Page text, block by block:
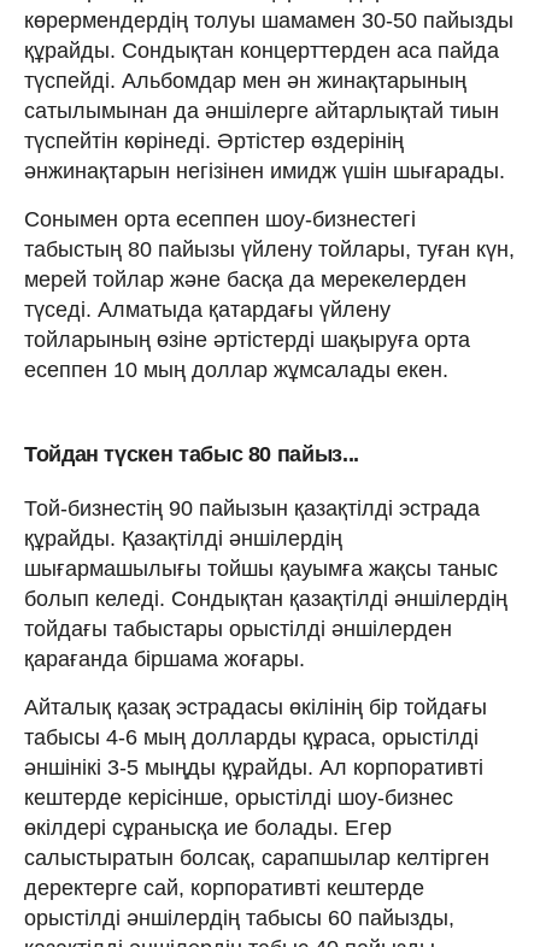
көрермендердің толуы шамамен 30-50 пайызды
құрайды. Сондықтан концерттерден аса пайда
түспейді. Альбомдар мен ән жинақтарының
сатылымынан да әншілерге айтарлықтай тиын
түспейтін көрінеді. Әртістер өздерінің
әнжинақтарын негізінен имидж үшін шығарады.
Сонымен орта есеппен шоу-бизнестегі
табыстың 80 пайызы үйлену тойлары, туған күн,
мерей тойлар және басқа да мерекелерден
түседі. Алматыда қатардағы үйлену
тойларының өзіне әртістерді шақыруға орта
есеппен 10 мың доллар жұмсалады екен.
Тойдан түскен табыс 80 пайыз...
Той-бизнестің 90 пайызын қазақтілді эстрада
құрайды. Қазақтілді әншілердің
шығармашылығы тойшы қауымға жақсы таныс
болып келеді. Сондықтан қазақтілді әншілердің
тойдағы табыстары орыстілді әншілерден
қарағанда біршама жоғары.
Айталық қазақ эстрадасы өкілінің бір тойдағы
табысы 4-6 мың долларды құраса, орыстілді
әншінікі 3-5 мыңды құрайды. Ал корпоративті
кештерде керісінше, орыстілді шоу-бизнес
өкілдері сұранысқа ие болады. Егер
салыстыратын болсақ, сарапшылар келтірген
деректерге сай, корпоративті кештерде
орыстілді әншілердің табысы 60 пайызды,